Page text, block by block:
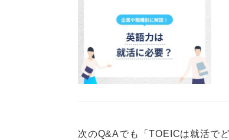
次のQ&Aでも「TOEICは就活で